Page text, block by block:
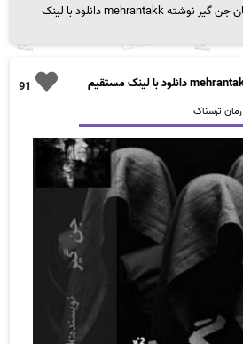
رمان جن گیر نوشته mehrantakk دانلود با لینک
91
رمان ترسناک